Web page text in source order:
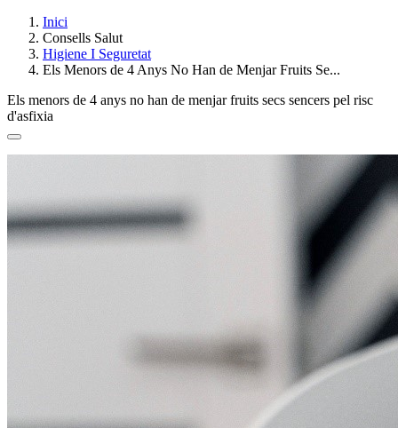
Breadcrumb
Inici
Consells Salut
Higiene I Seguretat
Els Menors de 4 Anys No Han de Menjar Fruits Se...
Els menors de 4 anys no han de menjar fruits secs sencers pel risc
d'asfixia